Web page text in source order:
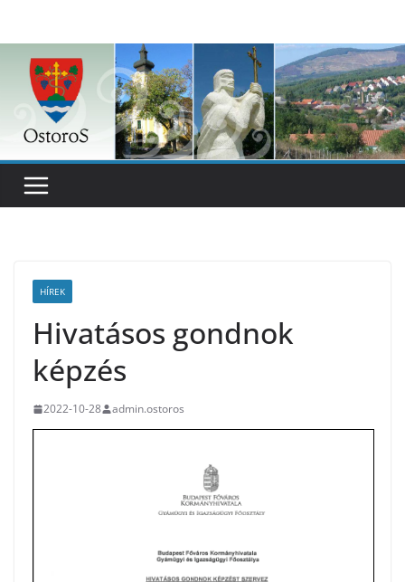
content
HÍREK
Hivatásos gondnok
képzés
2022-10-28 admin.ostoros